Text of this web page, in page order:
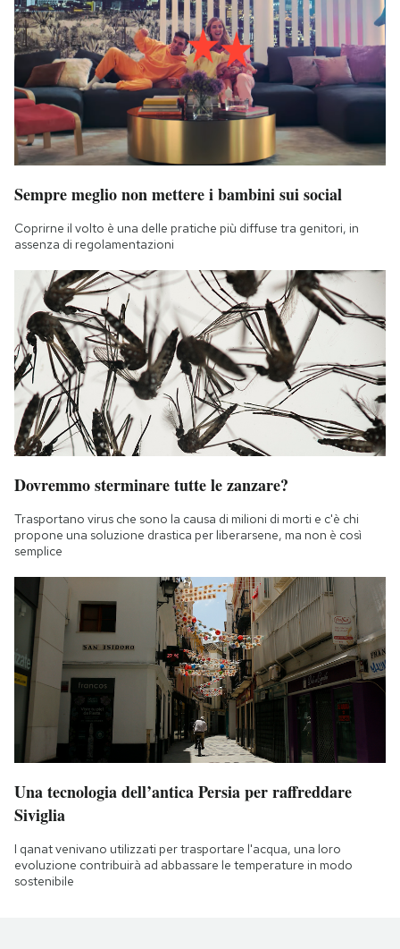
Sempre meglio non mettere i bambini sui social
Coprirne il volto è una delle pratiche più diffuse tra genitori, in
assenza di regolamentazioni
Dovremmo sterminare tutte le zanzare?
Trasportano virus che sono la causa di milioni di morti e c'è chi
propone una soluzione drastica per liberarsene, ma non è così
semplice
Una tecnologia dell’antica Persia per raffreddare
Siviglia
I qanat venivano utilizzati per trasportare l'acqua, una loro
evoluzione contribuirà ad abbassare le temperature in modo
sostenibile